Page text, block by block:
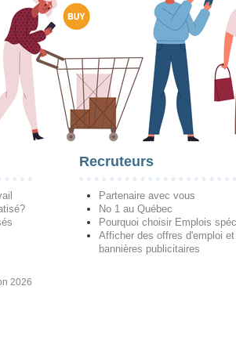
Recruteurs
Partenaire avec vous
No 1 au Québec
Pourquoi choisir Emplois
Afficher des offres d'emploi et
bannières publicitaires
2026